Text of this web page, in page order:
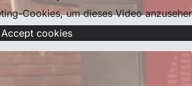
Cookies, um dieses Video
Accept cookies